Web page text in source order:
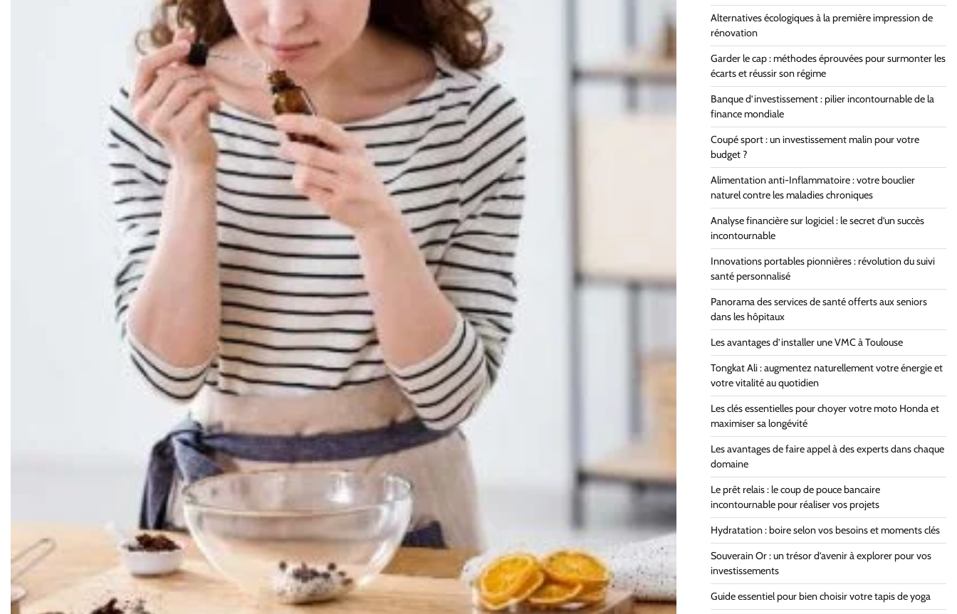
Alternatives écologiques à la première impression de
rénovation
Garder le cap : méthodes éprouvées pour surmonter les
écarts et réussir son régime
Banque d’investissement : pilier incontournable de la
finance mondiale
Coupé sport : un investissement malin pour votre
budget ?
Alimentation anti-Inflammatoire : votre bouclier
naturel contre les maladies chroniques
Analyse financière sur logiciel : le secret d’un succès
incontournable
Innovations portables pionnières : révolution du suivi
santé personnalisé
Panorama des services de santé offerts aux seniors
dans les hôpitaux
Les avantages d’installer une VMC à Toulouse
Tongkat Ali : augmentez naturellement votre énergie et
votre vitalité au quotidien
Les clés essentielles pour choyer votre moto Honda et
maximiser sa longévité
Les avantages de faire appel à des experts dans chaque
domaine
Le prêt relais : le coup de pouce bancaire
incontournable pour réaliser vos projets
Hydratation : boire selon vos besoins et moments clés
Souverain Or : un trésor d’avenir à explorer pour vos
investissements
Guide essentiel pour bien choisir votre tapis de yoga